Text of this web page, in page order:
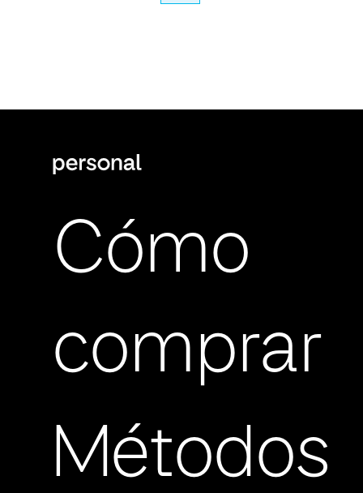
Cómo
comprar
Métodos